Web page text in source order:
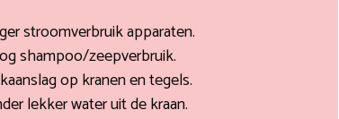
stroomverbruik apparaten.
shampoo/zeepverbruik.
op kranen en tegels.
lekker water uit de kraan.